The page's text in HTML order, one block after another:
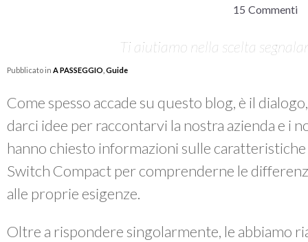
15 Commenti
Ti aiutiamo nella scelta
Pubblicato in A PASSEGGIO Guide
Come spesso accade su questo blog, è il
darci idee per raccontarvi la nostra azienda e i
hanno chiesto informazioni sulle
Switch Compact per comprenderne le
alle proprie esigenze.
Oltre a rispondere singolarmente, le abbiamo